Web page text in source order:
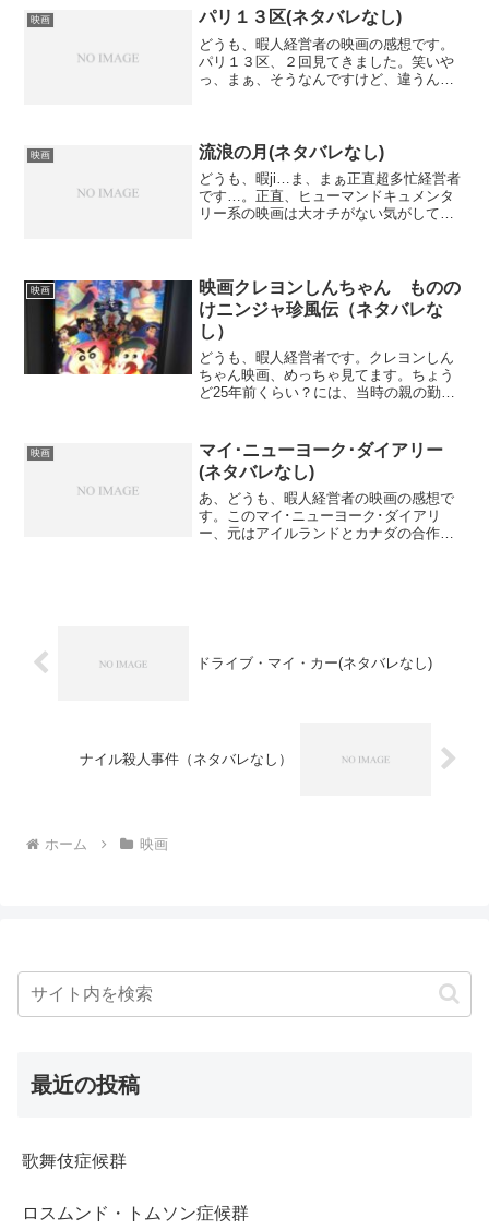
だったので、個人的に謎にワ...
映画 パリ１３区(ネタバレなし)
どうも、暇人経営者の映画の感想です。
パリ１３区、２回見てきました。笑いや
っ、まぁ、そうなんですけど、違うんで
エrじゃなくて、若者の...
映画 流浪の月(ネタバレなし)
どうも、暇ji…ま、まぁ正直超多忙経営者
です…。正直、ヒューマンドキュメンタ
リー系の映画は大オチがない気がして食
優の皆さんの演技力が...
映画
映画クレヨンしんちゃん ものの
けニンジャ珍風伝（ネタバレな
し）
どうも、暇人経営者です。クレヨンしん
ちゃん映画、めっちゃ見てます。ちょう
ど25年前くらい？には、当時の親の勤め
ておきましょう。正直、このジョンさん
についての話したい...
映画
マイ･ニューヨーク･ダイアリー
(ネタバレなし)
あ、どうも、暇人経営者の映画の感想で
す。このマイ･ニューヨーク･ダイアリ
ー、元はアイルランドとカナダの合作の
ドライブ・マイ・カー(ネタバレなし)
ナイル殺人事件（ネタバレなし）
ホーム 映画
最近の投稿
歌舞伎症候群
ロスムンド・トムソン症候群